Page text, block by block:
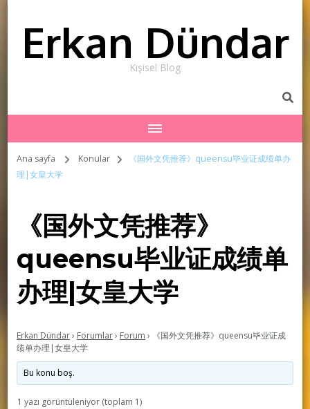
Erkan Dündar
Kişisel Blog
Ana sayfa Konular
《国外文凭推荐》queensu毕业证成绩单办
理|女皇大学
《国外文凭推荐》
queensu毕业证成绩单
办理|女皇大学
Erkan Dündar› Forumlar› Forum ›
《国外文凭推荐》queensu毕业证成
绩单办理|女皇大学
Bu konu boş.
1 yazı görüntüleniyor (toplam 1)